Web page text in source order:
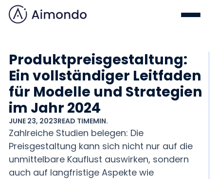
Produktpreisgestaltung:
Ein vollständiger Leitfaden
für Modelle und Strategien
im Jahr 2024
JUNE 23, 2023READ TIMEMIN.
Zahlreiche Studien belegen: Die
Preisgestaltung kann sich nicht nur auf die
unmittelbare Kauflust auswirken, sondern
auch auf langfristige Aspekte wie